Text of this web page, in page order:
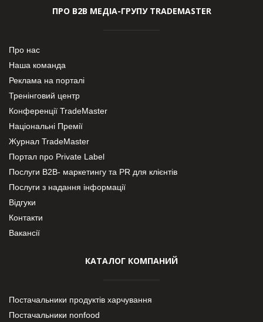
ПРО В2В МЕДІА-ГРУПУ TRADEMASTER
Про нас
Наша команда
Реклама на порталі
Тренінговий центр
Конференції TradeMaster
Національні Премії
Журнал TradeMaster
Портал про Private Label
Послуги В2В- маркетингу та PR для клієнтів
Послуги з надання інформації
Відгуки
Контакти
Вакансії
КАТАЛОГ КОМПАНИЙ
Постачальники продуктів харчування
Постачальники nonfood